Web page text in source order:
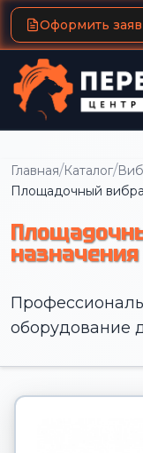
Оформить
Главная/Каталог/
Площадочный
оборудование